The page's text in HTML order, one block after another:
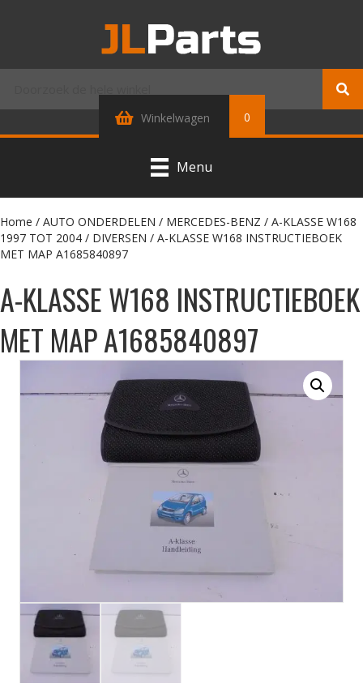
Winkelwagen 0
Menu
Home / AUTO ONDERDELEN / MERCEDES-BENZ / A-KLASSE W168
1997 TOT 2004 / DIVERSEN / A-KLASSE W168 INSTRUCTIEBOEK
MET MAP A1685840897
A-KLASSE W168 INSTRUCTIEBOEK
MET MAP A1685840897